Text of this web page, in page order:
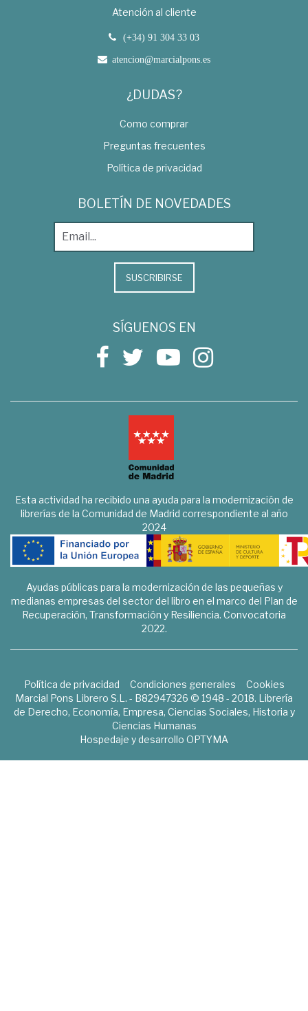
Atención al cliente
(+34) 91 304 33 03
atencion@marcialpons.es
¿DUDAS?
Como comprar
Preguntas frecuentes
Política de privacidad
BOLETÍN DE NOVEDADES
SUSCRIBIRSE
SÍGUENOS EN
Esta actividad ha recibido una ayuda para la modernización de
librerías de la Comunidad de Madrid correspondiente al año
2024
Ayudas públicas para la modernización de las pequeñas y
medianas empresas del sector del libro en el marco del Plan de
Recuperación, Transformación y Resiliencia. Convocatoria
2022.
Política de privacidad Condiciones generales
Cookies
Marcial Pons Librero S.L. - B82947326 © 1948 - 2018. Librería
de Derecho, Economía, Empresa, Ciencias Sociales, Historia y
Ciencias Humanas
Hospedaje y desarrollo OPTYMA